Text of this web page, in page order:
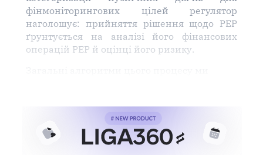
фінмоніторингових цілей регулятор
наголошує: прийняття рішення щодо РЕР
ґрунтується на аналізі його фінансових
операцій РЕР й оцінці його ризику.